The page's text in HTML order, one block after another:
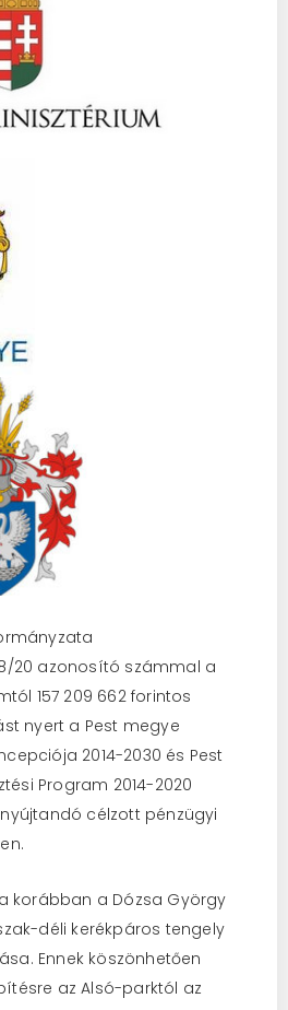
20 azonosító számmal a
157 209 662 forintos
nyert a Pest megye
2014-2030 és Pest
Program 2014-2020
célzott pénzügyi
korábban a Dózsa György
déli kerékpáros tengely
Ennek köszönhetően
az Alsó-parktól az